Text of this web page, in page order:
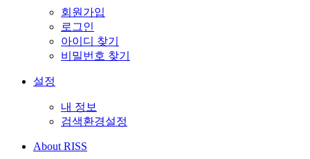
회원가입
로그인
아이디 찾기
비밀번호 찾기
설정
내 정보
검색환경설정
About RISS